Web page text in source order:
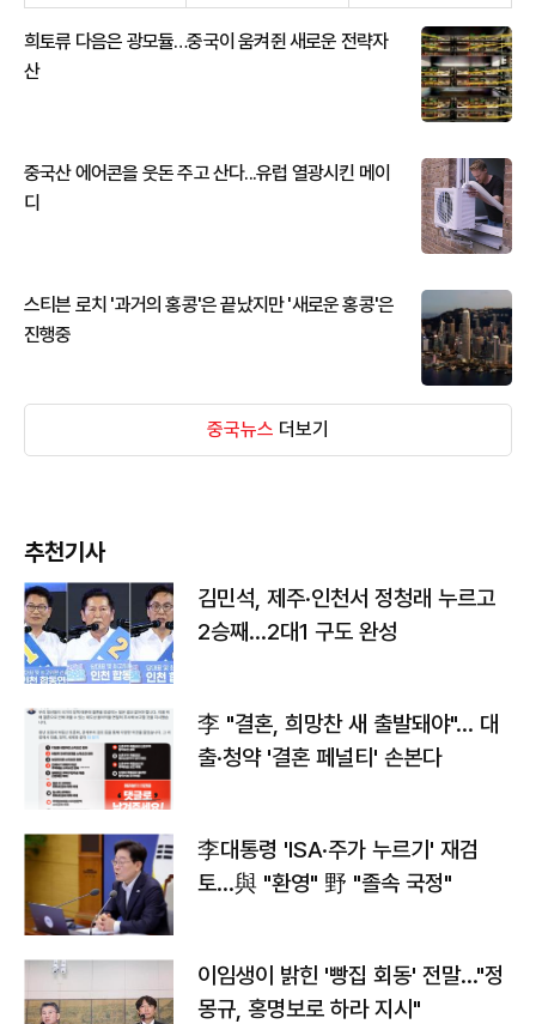
희토류 다음은 광모듈…중국이 움켜쥔 새로운 전략자
산
중국산 에어콘을 웃돈 주고 산다...유럽 열광시킨 메이
디
스티븐 로치 '과거의 홍콩'은 끝났지만 '새로운 홍콩'은
진행중
중국뉴스 더보기
추천기사
김민석, 제주·인천서 정청래 누르고
2승째…2대1 구도 완성
李 "결혼, 희망찬 새 출발돼야"… 대
출·청약 '결혼 페널티' 손본다
李대통령 'ISA·주가 누르기' 재검
토…與 "환영" 野 "졸속 국정"
이임생이 밝힌 '빵집 회동' 전말…"정
몽규, 홍명보로 하라 지시"